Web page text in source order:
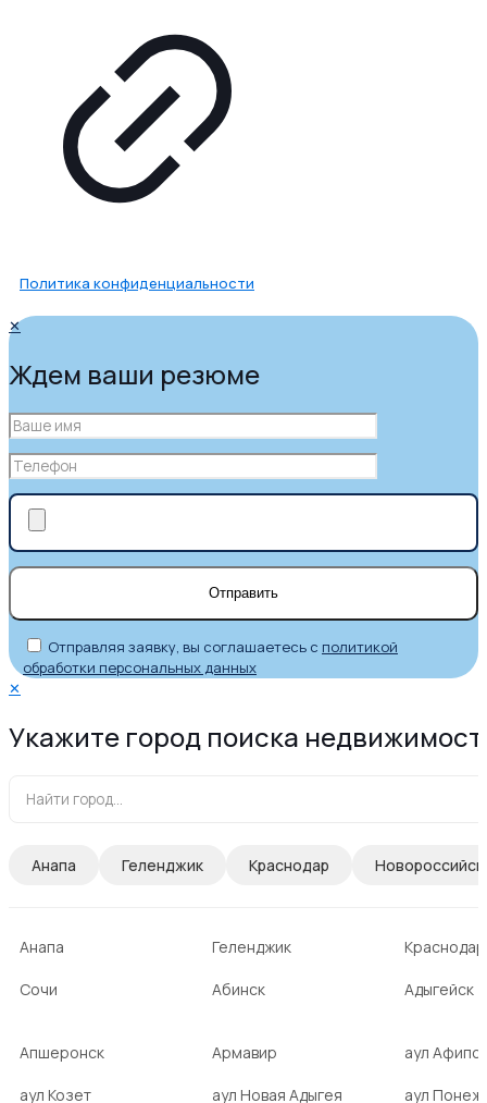
Политика конфиденциальности
✕
Ждем ваши резюме
Отправляя заявку, вы соглашаетесь с политикой
обработки персональных данных
✕
Укажите город поиска
Анапа Геленджик Краснодар Новороссийск
Анапа Геленджик Краснодар
Сочи Абинск Адыгейск
Апшеронск Армавир аул
аул Козет аул Новая Адыгея аул